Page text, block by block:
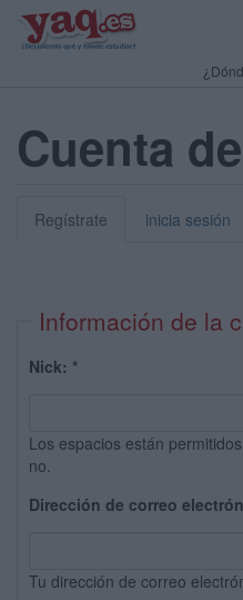
Cuenta
Regístrate inicia sesión
Información de la
Nick: *
Los espacios están
no.
Dirección de correo
Tu dirección de correo